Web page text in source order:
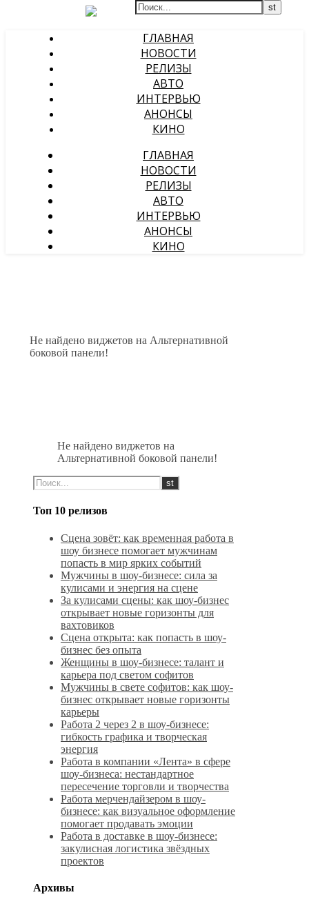
ГЛАВНАЯ
НОВОСТИ
РЕЛИЗЫ
АВТО
ИНТЕРВЬЮ
АНОНСЫ
КИНО
ГЛАВНАЯ
НОВОСТИ
РЕЛИЗЫ
АВТО
ИНТЕРВЬЮ
АНОНСЫ
КИНО
Не найдено виджетов на Альтернативной
боковой панели!
Не найдено виджетов на
Альтернативной боковой панели!
Топ 10 релизов
Сцена зовёт: как временная работа в
шоу бизнесе помогает мужчинам
попасть в мир ярких событий
Мужчины в шоу-бизнесе: сила за
кулисами и энергия на сцене
За кулисами сцены: как шоу-бизнес
открывает новые горизонты для
вахтовиков
Сцена открыта: как попасть в шоу-
бизнес без опыта
Женщины в шоу-бизнесе: талант и
карьера под светом софитов
Мужчины в свете софитов: как шоу-
бизнес открывает новые горизонты
карьеры
Работа 2 через 2 в шоу-бизнесе:
гибкость графика и творческая
энергия
Работа в компании «Лента» в сфере
шоу-бизнеса: нестандартное
пересечение торговли и творчества
Работа мерчендайзером в шоу-
бизнесе: как визуальное оформление
помогает продавать эмоции
Работа в доставке в шоу-бизнесе:
закулисная логистика звёздных
проектов
Архивы